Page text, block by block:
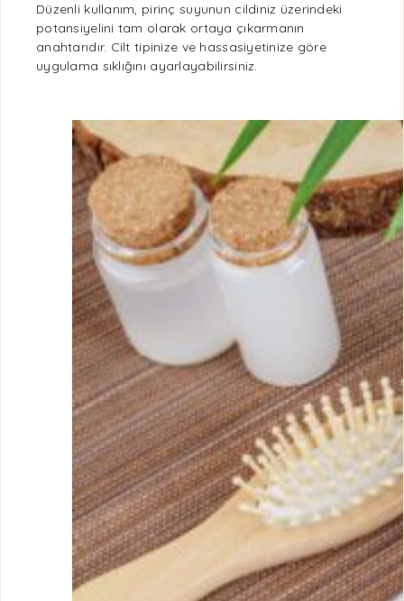
Düzenli kullanım, pirinç suyunun cildiniz üzerindeki
potansiyelini tam olarak ortaya çıkarmanın
anahtarıdır. Cilt tipinize ve hassasiyetinize göre
uygulama sıklığını ayarlayabilirsiniz.